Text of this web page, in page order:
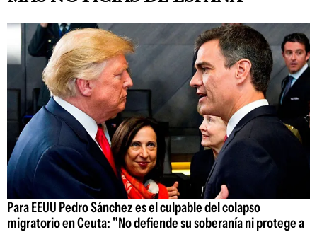
Para EEUU Pedro Sánchez es el culpable del colapso
migratorio en Ceuta: "No defiende su soberanía ni protege a